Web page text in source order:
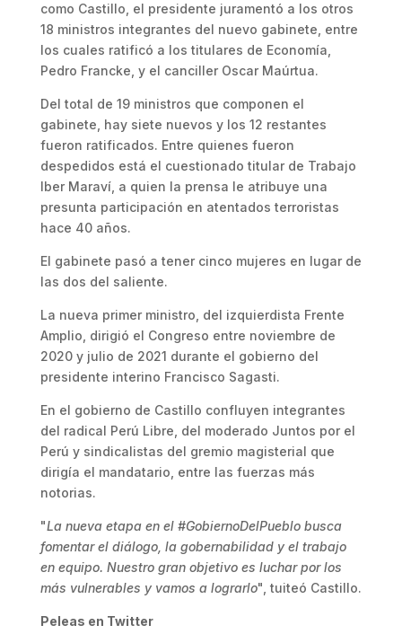
como Castillo, el presidente juramentó a los otros
18 ministros integrantes del nuevo gabinete, entre
los cuales ratificó a los titulares de Economía,
Pedro Francke, y el canciller Oscar Maúrtua.
Del total de 19 ministros que componen el
gabinete, hay siete nuevos y los 12 restantes
fueron ratificados. Entre quienes fueron
despedidos está el cuestionado titular de Trabajo
Iber Maraví, a quien la prensa le atribuye una
presunta participación en atentados terroristas
hace 40 años.
El gabinete pasó a tener cinco mujeres en lugar de
las dos del saliente.
La nueva primer ministro, del izquierdista Frente
Amplio, dirigió el Congreso entre noviembre de
2020 y julio de 2021 durante el gobierno del
presidente interino Francisco Sagasti.
En el gobierno de Castillo confluyen integrantes
del radical Perú Libre, del moderado Juntos por el
Perú y sindicalistas del gremio magisterial que
dirigía el mandatario, entre las fuerzas más
notorias.
"La nueva etapa en el #GobiernoDelPueblo busca
fomentar el diálogo, la gobernabilidad y el trabajo
en equipo. Nuestro gran objetivo es luchar por los
más vulnerables y vamos a lograrlo", tuiteó Castillo.
Peleas en Twitter